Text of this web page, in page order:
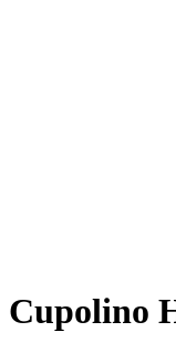
Cupolino